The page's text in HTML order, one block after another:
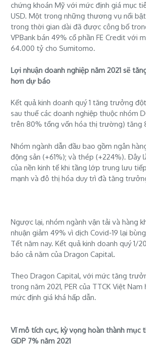
chứng khoán Mỹ với mức định giá mục
USD. Một trong những thương vụ nổi
trong thời gian dài đã được công bố
VPBank bán 49% cổ phần FE Credit với
64.000 tỷ cho Sumitomo.
Lợi nhuận doanh nghiệp năm 2021 sẽ
hơn dự báo
Kết quả kinh doanh quý 1 tăng trưởng
sau thuế các doanh nghiệp thuộc nhóm
trên 80% tổng vốn hóa thị trường) tăng
Nhóm ngành dẫn đầu bao gồm ngân
động sản (+61%); và thép (+224%). Đây
của nền kinh tế khi tầng lớp trung lưu
mạnh và đô thị hóa duy trì đà tăng
Ngược lại, nhóm ngành vận tải và hàng
nhuận giảm 49% vì dịch Covid-19 lại
Tết năm nay. Kết quả kinh doanh quý 1/
báo cả năm của Dragon Capital.
Theo Dragon Capital, với mức tăng
trong năm 2021, PER của TTCK Việt Nam
mức định giá khá hấp dẫn.
Vĩ mô tích cực, kỳ vọng hoàn thành
GDP 7% năm 2021